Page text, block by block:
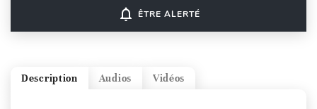
notifications_none ÊTRE ALERTÉ
Vidéos
Audios
Description